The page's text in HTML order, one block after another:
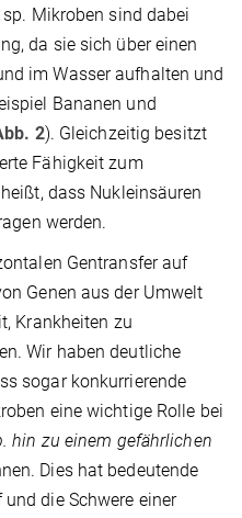
sp. Mikroben sind dabei
da sie sich über einen
im Wasser aufhalten und
Bananen und
2). Gleichzeitig besitzt
Fähigkeit zum
dass Nukleinsäuren
werden.
Gentransfer auf
Genen aus der Umwelt
Krankheiten zu
Wir haben deutliche
sogar konkurrierende
eine wichtige Rolle bei
hin zu einem gefährlichen
Dies hat bedeutende
die Schwere einer